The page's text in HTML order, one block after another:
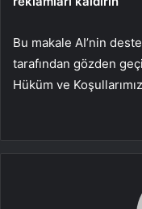
Bu makale AI’nin
tarafından gözden
Hüküm ve